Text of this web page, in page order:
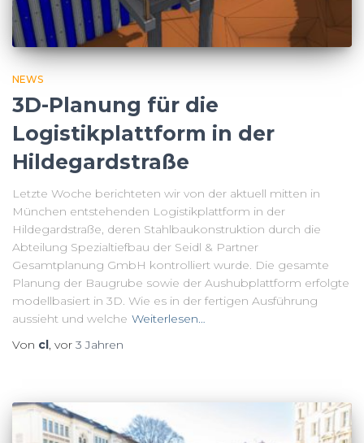
NEWS
3D-Planung für die
Logistikplattform in der
Hildegardstraße
Letzte Woche berichteten wir von der aktuell mitten in
München entstehenden Logistikplattform in der
Hildegardstraße, deren Stahlbaukonstruktion durch die
Abteilung Spezialtiefbau der Seidl & Partner
Gesamtplanung GmbH kontrolliert wurde. Die gesamte
Planung der Baugrube sowie der Aushubplattform erfolgte
modellbasiert in 3D. Wie es in der fertigen Ausführung
aussieht und welche Weiterlesen…
Von cl, vor 3 Jahren